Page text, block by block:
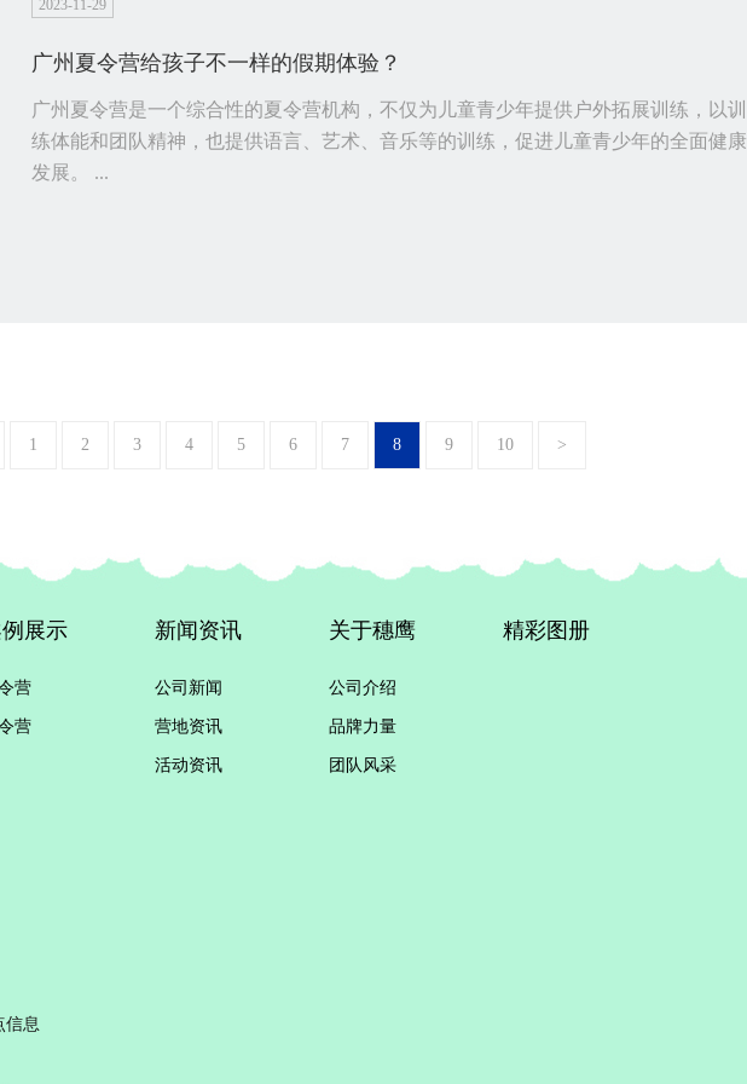
2023-11-29
广州夏令营给孩子不一样的假期体验？
广州夏令营是一个综合性的夏令营机构，不仅为儿童青少年提供户外拓展训练，以训
练体能和团队精神，也提供语言、艺术、音乐等的训练，促进儿童青少年的全面健康
发展。 ...
1 2 3 4 5 6 7 8 9 10 >
展示
营
营
新闻资讯
公司新闻
营地资讯
活动资讯
关于穗鹰
公司介绍
品牌力量
团队风采
精彩图册
信息